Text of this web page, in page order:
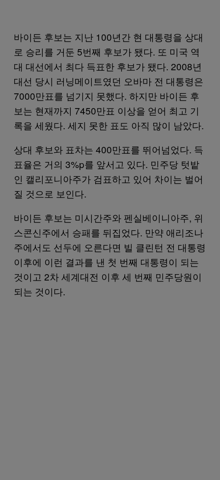
바이든 후보는 지난 100년간 현 대통령을 상대
로 승리를 거둔 5번째 후보가 됐다. 또 미국 역
대 대선에서 최다 득표한 후보가 됐다. 2008년
대선 당시 러닝메이트였던 오바마 전 대통령은
7000만표를 넘기지 못했다. 하지만 바이든 후
보는 현재까지 7450만표 이상을 얻어 최고 기
록을 세웠다. 세지 못한 표도 아직 많이 남았다.
상대 후보와 표차는 400만표를 뛰어넘었다. 득
표율은 거의 3%p를 앞서고 있다. 민주당 텃밭
인 캘리포니아주가 검표하고 있어 차이는 벌어
질 것으로 보인다.
바이든 후보는 미시간주와 펜실베이니아주, 위
스콘신주에서 승패를 뒤집었다. 만약 애리조나
주에서도 선두에 오른다면 빌 클린턴 전 대통령
이후에 이런 결과를 낸 첫 번째 대통령이 되는
것이고 2차 세계대전 이후 세 번째 민주당원이
되는 것이다.